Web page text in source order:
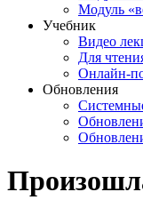
Модуль
Учебник
Видео
Для
Онлайн-
Обновления